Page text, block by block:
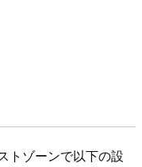
トゾーンで以下の設